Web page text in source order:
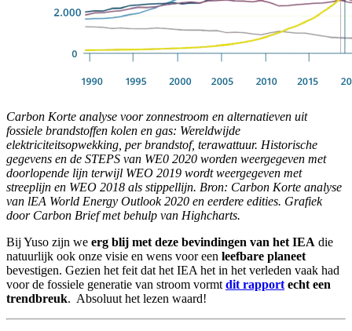
Carbon Korte analyse voor zonnestroom en alternatieven uit
fossiele brandstoffen kolen en gas: Wereldwijde
elektriciteitsopwekking, per brandstof, terawattuur. Historische
gegevens en de STEPS van WE0 2020 worden weergegeven met
doorlopende lijn terwijl WEO 2019 wordt weergegeven met
streeplijn en WEO 2018 als stippellijn. Bron: Carbon Korte analyse
van lEA World Energy Outlook 2020 en eerdere edities. Grafiek
door Carbon Brief met behulp van Highcharts.
Bij Yuso zijn we erg blij met deze bevindingen van het IEA die
natuurlijk ook onze visie en wens voor een leefbare planeet
bevestigen. Gezien het feit dat het IEA het in het verleden vaak had
voor de fossiele generatie van stroom vormt dit rapport echt een
trendbreuk. Absoluut het lezen waard!